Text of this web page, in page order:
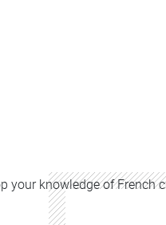
your knowledge of French